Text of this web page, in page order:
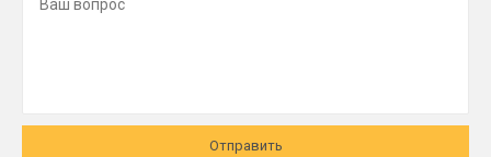
Отправить